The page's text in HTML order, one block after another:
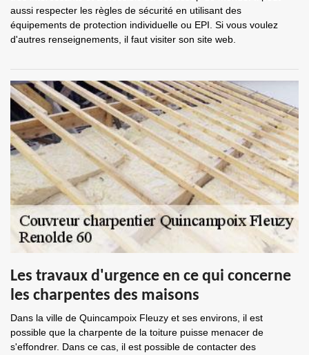
aussi respecter les règles de sécurité en utilisant des
équipements de protection individuelle ou EPI. Si vous voulez
d'autres renseignements, il faut visiter son site web.
Les travaux d'urgence en ce qui concerne
les charpentes des maisons
Dans la ville de Quincampoix Fleuzy et ses environs, il est
possible que la charpente de la toiture puisse menacer de
s'effondrer. Dans ce cas, il est possible de contacter des